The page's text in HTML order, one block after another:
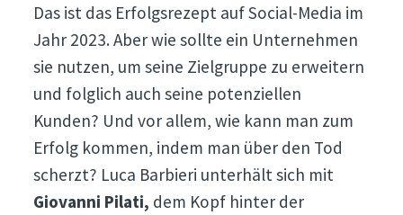
Das ist das Erfolgsrezept auf Social-Media im
Jahr 2023. Aber wie sollte ein Unternehmen
sie nutzen, um seine Zielgruppe zu erweitern
und folglich auch seine potenziellen
Kunden? Und vor allem, wie kann man zum
Erfolg kommen, indem man über den Tod
scherzt? Luca Barbieri unterhält sich mit
Giovanni Pilati, dem Kopf hinter der